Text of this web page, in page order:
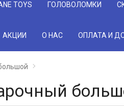
TOYS ГОЛОВОЛОМКИ
АКЦИИ О НАС ОПЛАТА И